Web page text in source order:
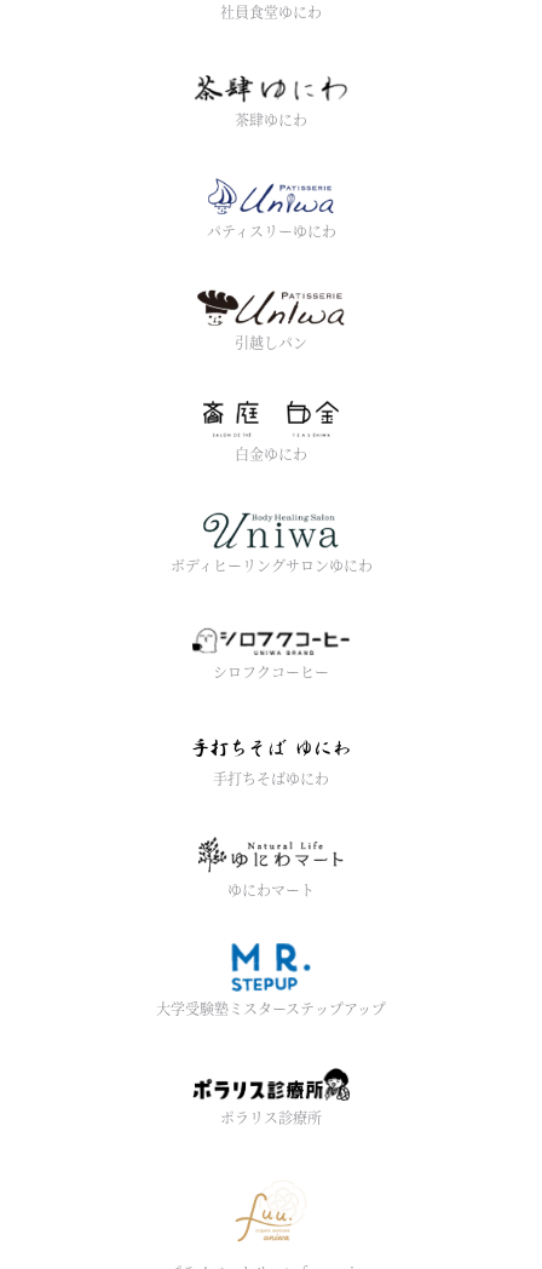
社員食堂ゆにわ
茶肆ゆにわ
パティスリーゆにわ
引越しパン
白金ゆにわ
ボディヒーリングサロンゆにわ
シロフクコーヒー
手打ちそばゆにわ
ゆにわマート
大学受験塾ミスターステップアップ
ポラリス診療所